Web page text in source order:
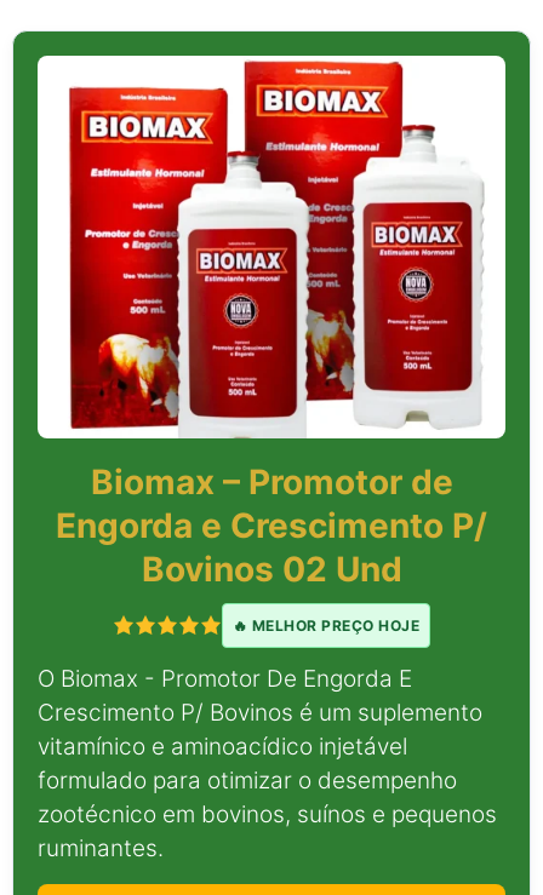
Biomax – Promotor de
Engorda e Crescimento P/
Bovinos 02 Und
🔥 MELHOR PREÇO HOJE
O Biomax - Promotor De Engorda E
Crescimento P/ Bovinos é um suplemento
vitamínico e aminoacídico injetável
formulado para otimizar o desempenho
zootécnico em bovinos, suínos e pequenos
ruminantes.